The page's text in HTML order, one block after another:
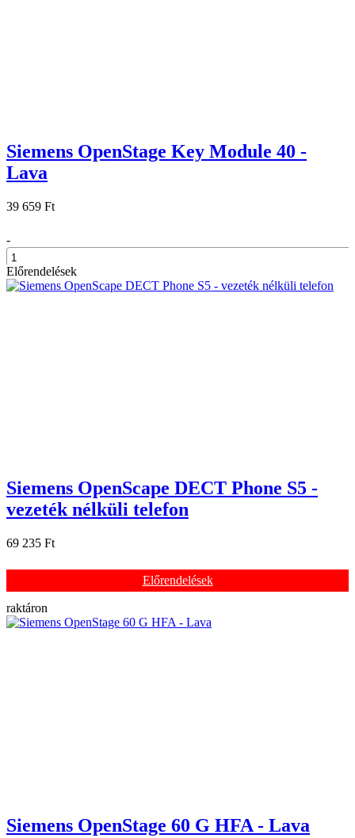
Siemens OpenStage Key Module 40 -
Lava
39 659 Ft
-
+
Előrendelések
Siemens OpenScape DECT Phone S5 -
vezeték nélküli telefon
69 235 Ft
Előrendelések
raktáron
Siemens OpenStage 60 G HFA - Lava